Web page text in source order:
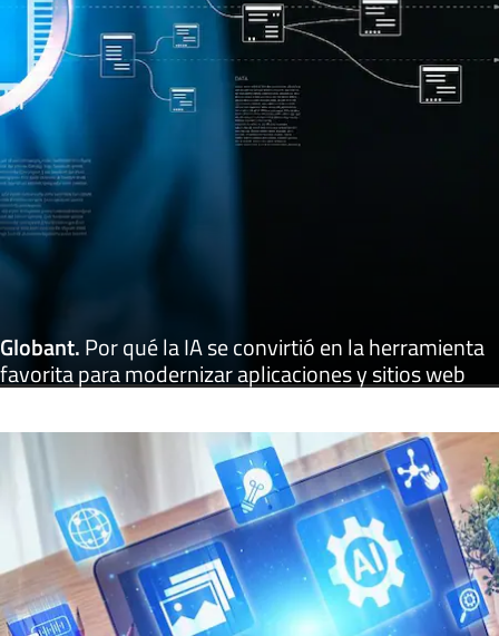
Globant.Por qué la IA se convirtió en la herramienta
favorita para modernizar aplicaciones y sitios web